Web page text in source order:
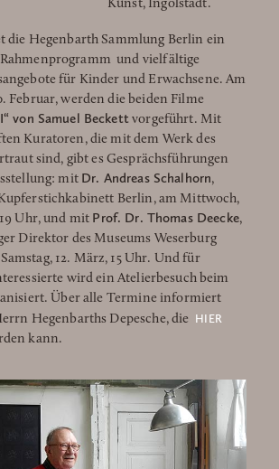
Kunst, Ingolstadt.
die Hegenbarth Sammlung Berlin ein
und vielfältige
für Kinder und Erwachsene. Am
Februar, werden die beiden Filme
von Samuel Beckett vorgeführt. Mit
Kuratoren, die mit dem Werk des
sind, gibt es Gesprächsführungen
mit Dr. Andreas Schalhorn,
Berlin, am Mittwoch,
Uhr, und mit Prof. Dr. Thomas Deecke,
Direktor des Museums Weserburg
12. März, 15 Uhr. Und für
wird ein Atelierbesuch beim
Über alle Termine informiert
Hegenbarths Depesche, die HIER
kann.